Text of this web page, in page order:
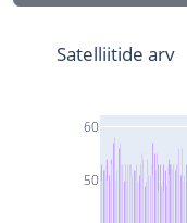
50
60
Satelliitide arv